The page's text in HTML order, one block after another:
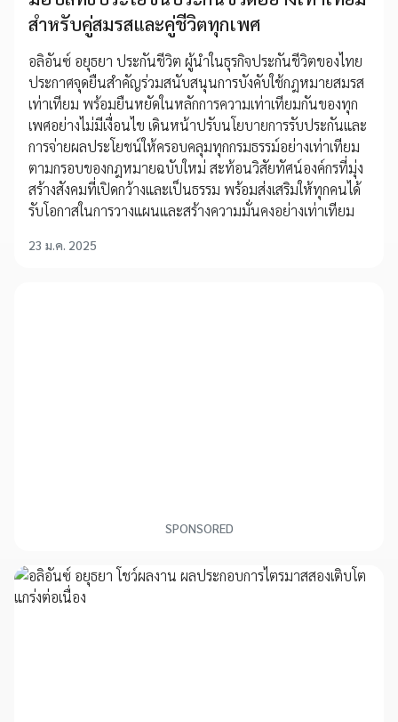
สำหรับคู่สมรสและคู่ชีวิตทุกเพศ
อลิอันซ์ อยุธยา ประกันชีวิต ผู้นำในธุรกิจประกันชีวิตของไทย
ประกาศจุดยืนสำคัญร่วมสนับสนุนการบังคับใช้กฎหมายสมรส
เท่าเทียม พร้อมยืนหยัดในหลักการความเท่าเทียมกันของทุก
เพศอย่างไม่มีเงื่อนไข เดินหน้าปรับนโยบายการรับประกันและ
การจ่ายผลประโยชน์ให้ครอบคลุมทุกกรมธรรม์อย่างเท่าเทียม
ตามกรอบของกฎหมายฉบับใหม่ สะท้อนวิสัยทัศน์องค์กรที่มุ่ง
สร้างสังคมที่เปิดกว้างและเป็นธรรม พร้อมส่งเสริมให้ทุกคนได้
รับโอกาสในการวางแผนและสร้างความมั่นคงอย่างเท่าเทียม
23 ม.ค. 2025
SPONSORED